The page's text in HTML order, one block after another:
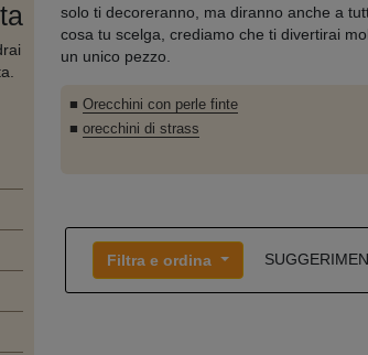
solo ti decoreranno, ma diranno anche a
cosa tu scelga, crediamo che ti divertirai
un unico pezzo.
■ Orecchini con perle finte
■ orecchini di strass
Filtra e ordina